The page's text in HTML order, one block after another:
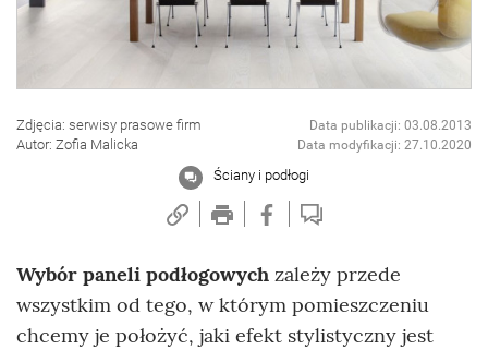
Zdjęcia: serwisy prasowe firm
Autor: Zofia Malicka
Data publikacji: 03.08.2013
Data modyfikacji: 27.10.2020
Ściany i podłogi
Wybór paneli podłogowych zależy przede
wszystkim od tego, w którym pomieszczeniu
chcemy je położyć, jaki efekt stylistyczny jest